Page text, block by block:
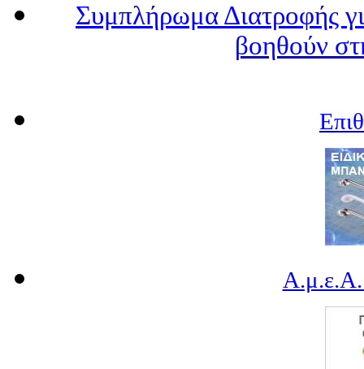
Συμπλήρωμα Διατροφής
βοηθούν
Α.μ.ε.Α.